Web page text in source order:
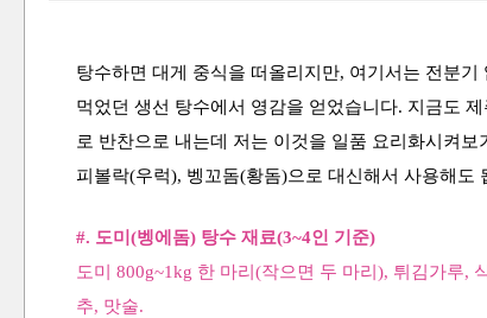
탕수하면 대게 중식을 떠올리지만, 여기서는 전분
먹었던 생선 탕수에서 영감을 얻었습니다. 지금도
로 반찬으로 내는데 저는 이것을 일품 요리화시켜
피볼락(우럭), 벵꼬돔(황돔)으로 대신해서 사용해도
#. 도미(벵에돔) 탕수 재료(3~4인 기준)
도미 800g~1kg 한 마리(작으면 두 마리), 튀김가루,
추, 맛술.